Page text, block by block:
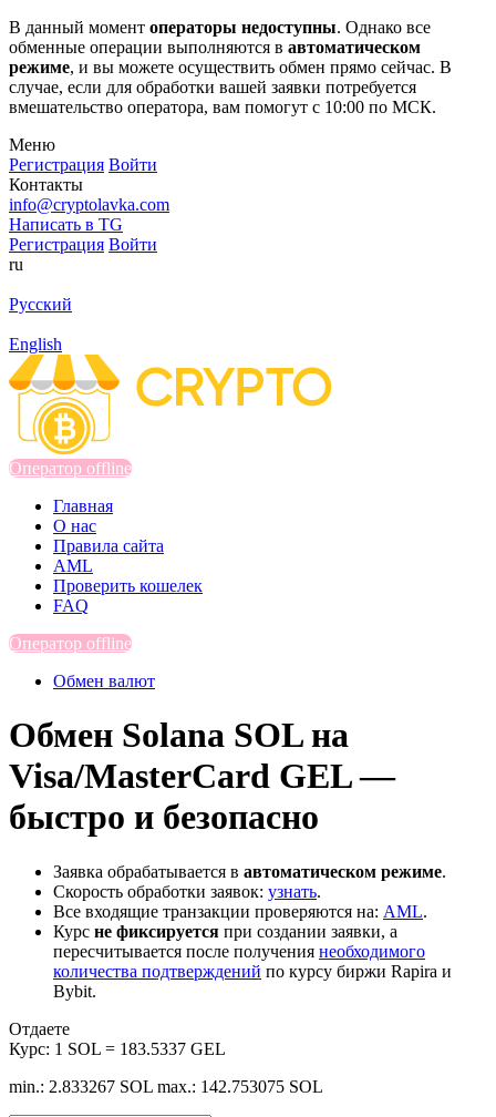
В данный момент операторы недоступны. Однако все
обменные операции выполняются в автоматическом
режиме, и вы можете осуществить обмен прямо сейчас. В
случае, если для обработки вашей заявки потребуется
вмешательство оператора, вам помогут с 10:00 по МСК.
Меню
Регистрация Войти
Контакты
info@cryptolavka.com
Написать в TG
Регистрация Войти
ru
Русский
English
Оператор offline
Главная
О нас
Правила сайта
AML
Проверить кошелек
FAQ
Оператор offline
Обмен валют
Обмен Solana SOL на
Visa/MasterCard GEL —
быстро и безопасно
Заявка обрабатывается в автоматическом режиме.
Скорость обработки заявок: узнать.
Все входящие транзакции проверяются на: AML.
Курс не фиксируется при создании заявки, а
пересчитывается после получения необходимого
количества подтверждений по курсу биржи Rapira и
Bybit.
Отдаете
Курс: 1 SOL = 183.5337 GEL
min.: 2.833267 SOL max.: 142.753075 SOL